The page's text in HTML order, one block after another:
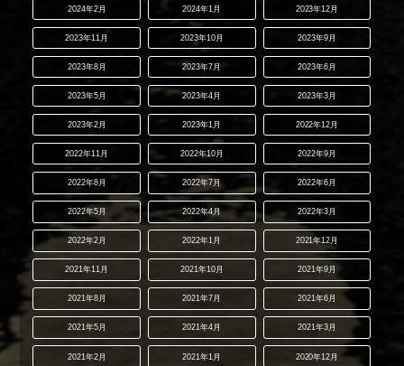
2024年2月 2024年1月 2023年12月
2023年11月 2023年10月 2023年9月
2023年8月 2023年7月 2023年6月
2023年5月 2023年4月 2023年3月
2023年2月 2023年1月 2022年12月
2022年11月 2022年10月 2022年9月
2022年8月 2022年7月 2022年6月
2022年5月 2022年4月 2022年3月
2022年2月 2022年1月 2021年12月
2021年11月 2021年10月 2021年9月
2021年8月 2021年7月 2021年6月
2021年5月 2021年4月 2021年3月
2021年2月 2021年1月 2020年12月